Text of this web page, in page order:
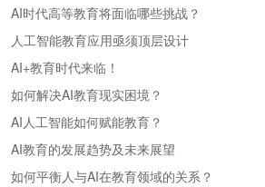
AI时代高等教育将面临哪些挑战？
人工智能教育应用亟须顶层设计
AI+教育时代来临！
如何解决AI教育现实困境？
AI人工智能如何赋能教育？
AI教育的发展趋势及未来展望
如何平衡人与AI在教育领域的关系？